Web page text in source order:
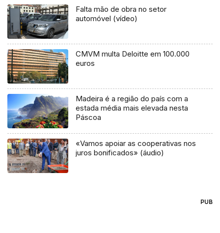
Falta mão de obra no setor
automóvel (vídeo)
CMVM multa Deloitte em 100.000
euros
Madeira é a região do país com a
estada média mais elevada nesta
Páscoa
«Vamos apoiar as cooperativas nos
juros bonificados» (áudio)
PUB